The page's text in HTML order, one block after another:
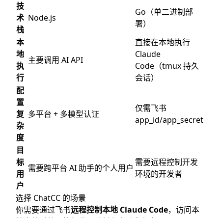
技
术
栈
Node.js
Go（单二进制部
署）
本
地
执
行
主要调用 AI API
直接在本地执行
Claude
Code（tmux 持久
会话）
配
置
复
杂
度
多平台 + 多模型认证
仅需飞书
app_id/app_secret
目
标
用
户
需要跨平台 AI 助手的个人用户
需要远程控制开发
环境的开发者
选择 ChatCC 的场景
你需要通过飞书远程控制本地 Claude Code，访问本